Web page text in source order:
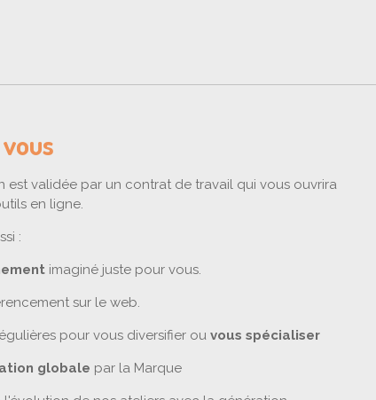
est validée par un contrat de travail qui vous ouvrira
en ligne.
:
imaginé juste pour vous.
sur le web.
pour vous diversifier ou vous spécialiser
globale par la Marque